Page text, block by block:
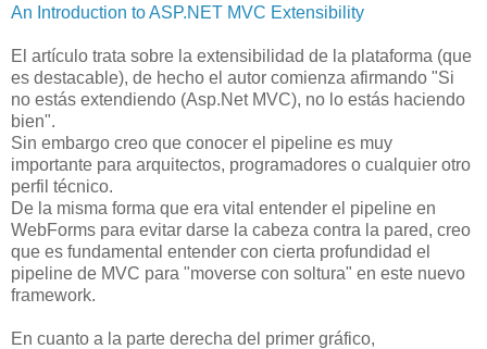
An Introduction to ASP.NET MVC Extensibility
El artículo trata sobre la extensibilidad de la plataforma (que
es destacable), de hecho el autor comienza afirmando "Si
no estás extendiendo (Asp.Net MVC), no lo estás haciendo
bien".
Sin embargo creo que conocer el pipeline es muy
importante para arquitectos, programadores o cualquier otro
perfil técnico.
De la misma forma que era vital entender el pipeline en
WebForms para evitar darse la cabeza contra la pared, creo
que es fundamental entender con cierta profundidad el
pipeline de MVC para "moverse con soltura" en este nuevo
framework.
En cuanto a la parte derecha del primer gráfico,